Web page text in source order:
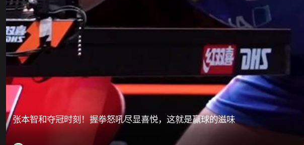
张本智和夺冠时刻！握拳怒吼尽显喜悦，这就是赢球的滋味